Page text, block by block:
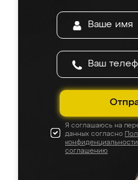
Я соглашаюсь на
данных согласно
конфиденциальности
соглашению